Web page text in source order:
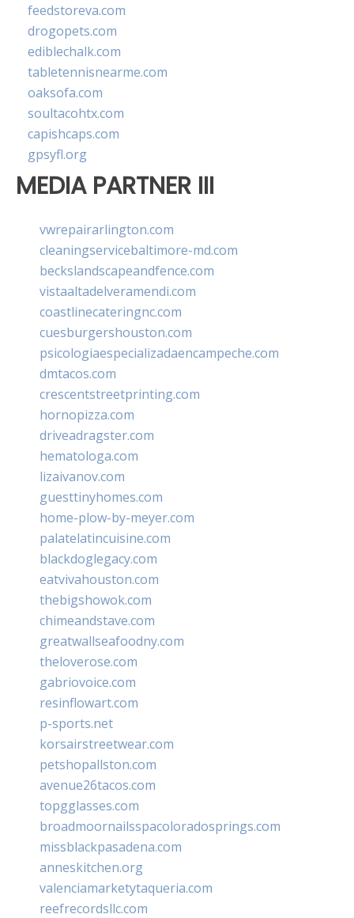
feedstoreva.com
drogopets.com
ediblechalk.com
tabletennisnearme.com
oaksofa.com
soultacohtx.com
capishcaps.com
gpsyfl.org
MEDIA PARTNER III
vwrepairarlington.com
cleaningservicebaltimore-md.com
beckslandscapeandfence.com
vistaaltadelveramendi.com
coastlinecateringnc.com
cuesburgershouston.com
psicologiaespecializadaencampeche.com
dmtacos.com
crescentstreetprinting.com
hornopizza.com
driveadragster.com
hematologa.com
lizaivanov.com
guesttinyhomes.com
home-plow-by-meyer.com
palatelatincuisine.com
blackdoglegacy.com
eatvivahouston.com
thebigshowok.com
chimeandstave.com
greatwallseafoodny.com
theloverose.com
gabriovoice.com
resinflowart.com
p-sports.net
korsairstreetwear.com
petshopallston.com
avenue26tacos.com
topgglasses.com
broadmoornailsspacoloradosprings.com
missblackpasadena.com
anneskitchen.org
valenciamarketytaqueria.com
reefrecordsllc.com